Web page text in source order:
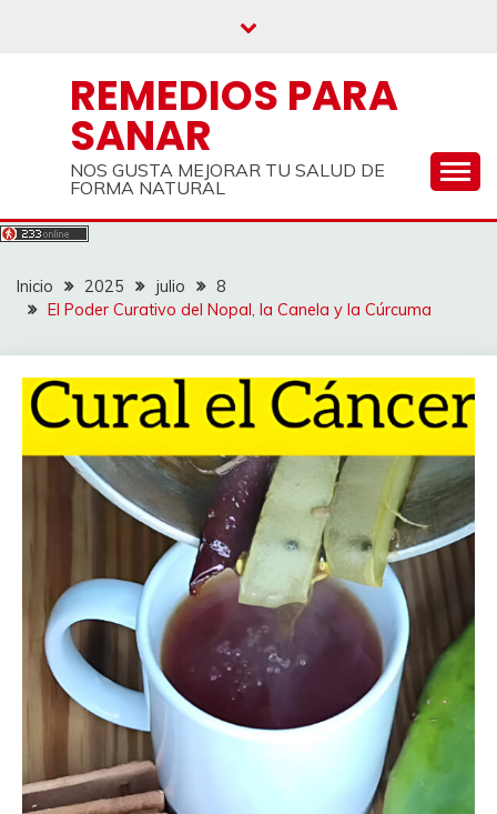
REMEDIOS PARA
SANAR
NOS GUSTA MEJORAR TU SALUD DE
FORMA NATURAL
Inicio 2025 julio
8
El Poder Curativo del Nopal, la Canela y la Cúrcuma